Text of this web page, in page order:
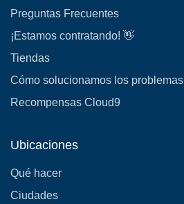
Preguntas Frecuentes
¡Estamos contratando! 👋
Tiendas
Cómo solucionamos los problemas
Recompensas Cloud9
Ubicaciones
Qué hacer
Ciudades